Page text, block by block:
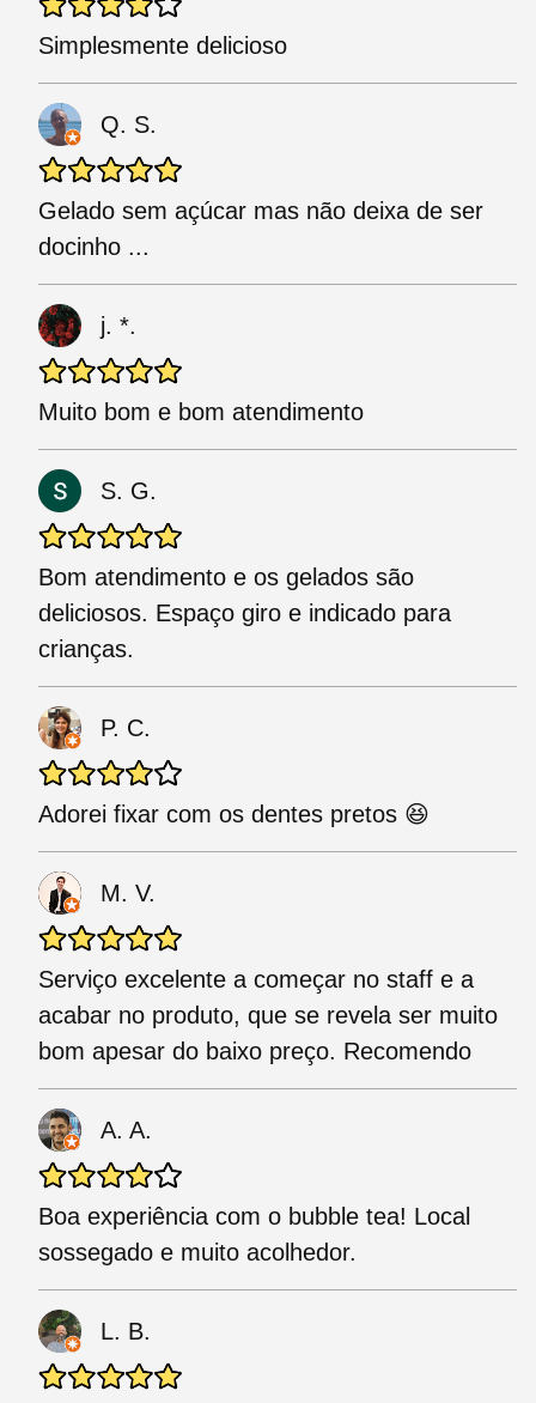
Simplesmente delicioso
Q. S.
Gelado sem açúcar mas não deixa de ser
docinho ...
j. *.
Muito bom e bom atendimento
S. G.
Bom atendimento e os gelados são
deliciosos. Espaço giro e indicado para
crianças.
P. C.
Adorei fixar com os dentes pretos 😆
M. V.
Serviço excelente a começar no staff e a
acabar no produto, que se revela ser muito
bom apesar do baixo preço. Recomendo
A. A.
Boa experiência com o bubble tea! Local
sossegado e muito acolhedor.
L. B.